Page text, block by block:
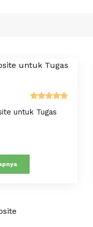
Dinilai
5.00dari 5
untuk Tugas